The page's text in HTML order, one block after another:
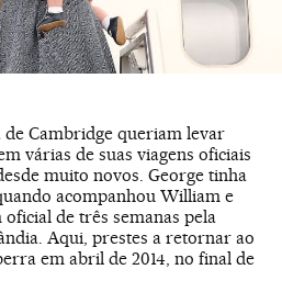
de Cambridge queriam levar
várias de suas viagens oficiais
muito novos. George tinha
acompanhou William e
de três semanas pela
Aqui, prestes a retornar ao
em abril de 2014, no final de